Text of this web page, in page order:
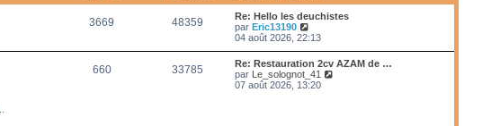
3669 48359
Re: Hello les deuchistes
parEric13190
o
l
e
d
04 août 2026, 22:13
660 33785
Re: Restauration 2cv AZAM de …
par Le_solognot_41
07 août 2026, 13:20